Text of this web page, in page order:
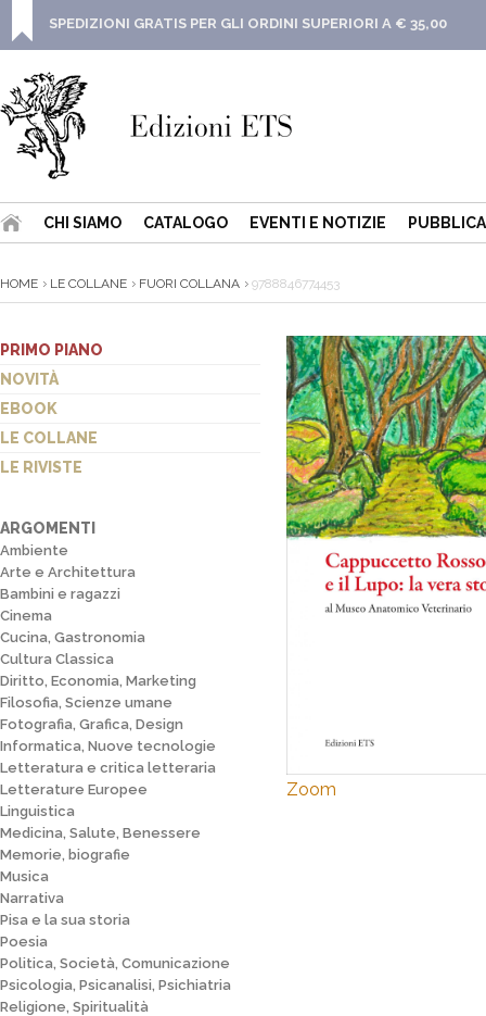
SPEDIZIONI GRATIS PER GLI ORDINI SUPERIORI A € 35,00
CHI SIAMO CATALOGO EVENTI E NOTIZIE
HOME LE COLLANE FUORI COLLANA 9788846774453
PRIMO PIANO
NOVITÀ
EBOOK
LE COLLANE
LE RIVISTE
ARGOMENTI
Ambiente
Arte e Architettura
Bambini e ragazzi
Cinema
Cucina, Gastronomia
Cultura Classica
Diritto, Economia, Marketing
Filosofia, Scienze umane
Fotografia, Grafica, Design
Informatica, Nuove tecnologie
Letteratura e critica letteraria
Letterature Europee
Linguistica
Medicina, Salute, Benessere
Memorie, biografie
Musica
Narrativa
Pisa e la sua storia
Poesia
Politica, Società, Comunicazione
Psicologia, Psicanalisi, Psichiatria
Religione, Spiritualità
Zoom